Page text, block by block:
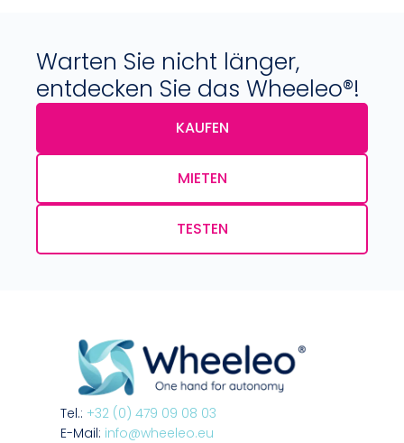
Warten Sie nicht länger,
entdecken Sie das Wheeleo®!
KAUFEN
MIETEN
TESTEN
Tel.: +32 (0) 479 09 08 03
E-Mail: info@wheeleo.eu